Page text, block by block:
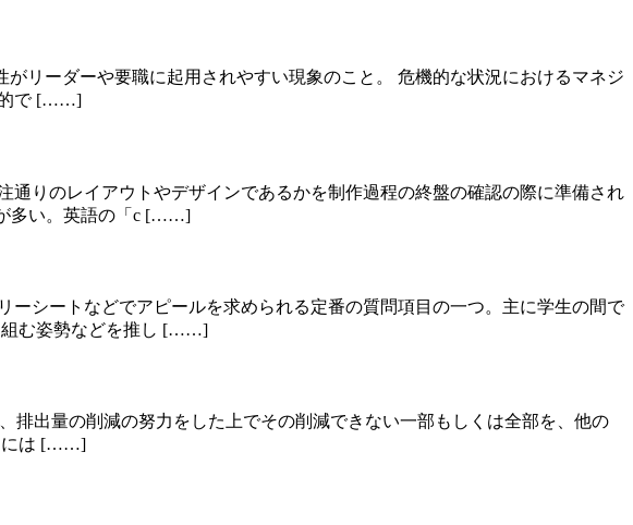
リーダーや要職に起用されやすい現象のこと。 危機的な状況におけるマネジ
的で [……]
りのレイアウトやデザインであるかを制作過程の終盤の確認の際に準備され
多い。英語の「c [……]
シートなどでアピールを求められる定番の質問項目の一つ。主に学生の間で
組む姿勢などを推し [……]
排出量の削減の努力をした上でその削減できない一部もしくは全部を、他の
には [……]